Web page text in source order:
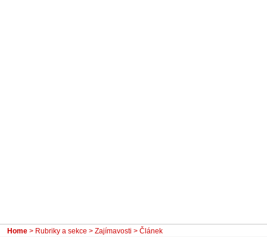
Home > Rubriky a sekce > Zajímavosti > Článek